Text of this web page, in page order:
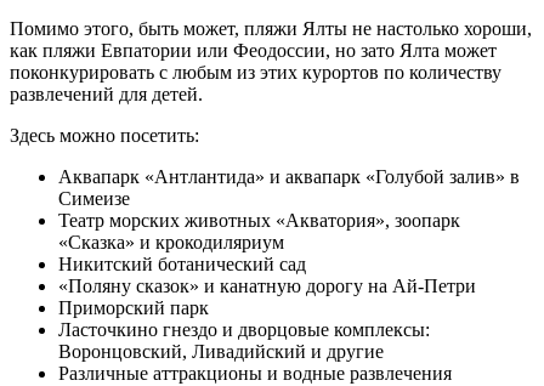
Помимо этого, быть может, пляжи Ялты не настолько хороши,
как пляжи Евпатории или Феодоссии, но зато Ялта может
поконкурировать с любым из этих курортов по количеству
развлечений для детей.
Здесь можно посетить:
Аквапарк «Антлантида» и аквапарк «Голубой залив» в
Симеизе
Театр морских животных «Акватория», зоопарк
«Сказка» и крокодиляриум
Никитский ботанический сад
«Поляну сказок» и канатную дорогу на Ай-Петри
Приморский парк
Ласточкино гнездо и дворцовые комплексы:
Воронцовский, Ливадийский и другие
Различные аттракционы и водные развлечения